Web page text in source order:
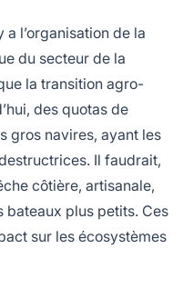
l’organisation de la
du secteur de la
la transition agro-
des quotas de
gros navires, ayant les
Il faudrait,
côtière, artisanale,
bateaux plus petits. Ces
sur les écosystèmes